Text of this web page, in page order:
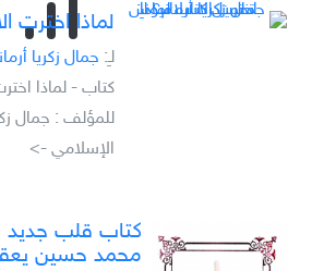
لماذا اخترت
لـِ: جمال زكريا
كتاب - لماذا
للمؤلف : جمال
الإسلامي ->
كتاب قلب جديد
محمد حسين